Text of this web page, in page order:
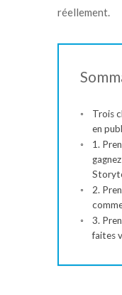
réellement.
Trois
en
1.
2.
3.
faites